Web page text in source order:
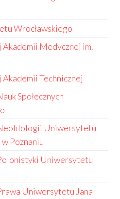
Wrocławskiego
Medycznej im.
Technicznej
Społecznych
Uniwersytetu
Poznaniu
Uniwersytetu
Uniwersytetu Jana